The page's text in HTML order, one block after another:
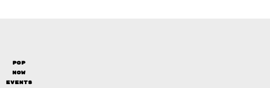
Pop
Now
Events